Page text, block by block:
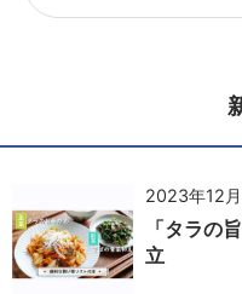
2023年12月
「タラの
立